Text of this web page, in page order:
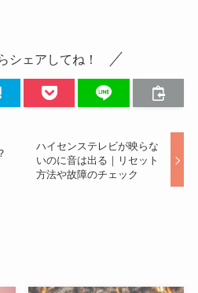
シェアしてね！
ハイセンステレビが映らな
いのに音は出る｜リセット
方法や故障のチェック